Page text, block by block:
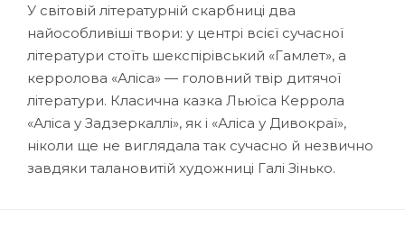
У світовій літературній скарбниці два
найособливіші твори: у центрі всієї сучасної
літератури стоїть шекспірівський «Гамлет», а
керролова «Аліса» — головний твір дитячої
літератури. Класична казка Льюїса Керрола
«Аліса у Задзеркаллі», як і «Аліса у Дивокраї»,
ніколи ще не виглядала так сучасно й незвично
завдяки талановитій художниці Галі Зінько.